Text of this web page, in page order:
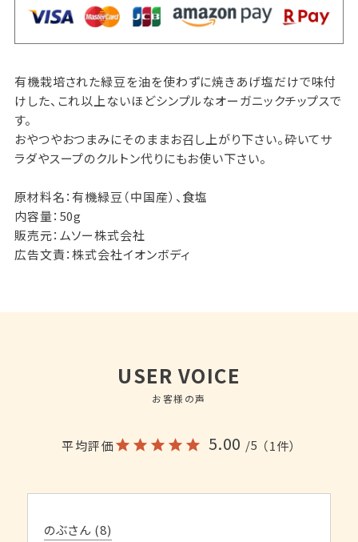
有機栽培された緑豆を油を使わずに焼きあげ塩だけで味付
けした、これ以上ないほどシンプルなオーガニックチップスで
す。
おやつやおつまみにそのままお召し上がり下さい。砕いてサ
ラダやスープのクルトン代りにもお使い下さい。
原材料名：有機緑豆（中国産）、食塩
内容量：50g
販売元：ムソー株式会社
広告文責：株式会社イオンボディ
USER VOICE
お客様の声
平均評価 5.00 /5 （1件）
のぶさん 8